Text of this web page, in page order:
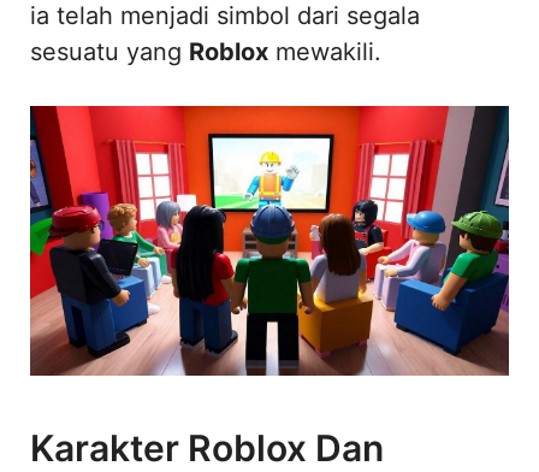
ia telah menjadi simbol dari segala
sesuatu yang Roblox mewakili.
Karakter Roblox Dan